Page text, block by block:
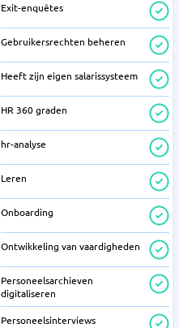
Exit-enquêtes
Gebruikersrechten beheren
Heeft zijn eigen salarissysteem
HR 360 graden
hr-analyse
Leren
Onboarding
Ontwikkeling van vaardigheden
Personeelsarchieven
digitaliseren
Personeelsinterviews